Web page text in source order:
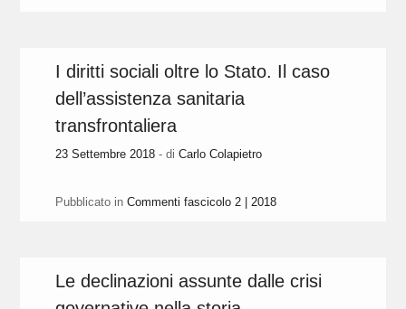
I diritti sociali oltre lo Stato. Il caso
dell’assistenza sanitaria
transfrontaliera
23 Settembre 2018 - di Carlo Colapietro
Pubblicato in Commenti fascicolo 2 | 2018
Le declinazioni assunte dalle crisi